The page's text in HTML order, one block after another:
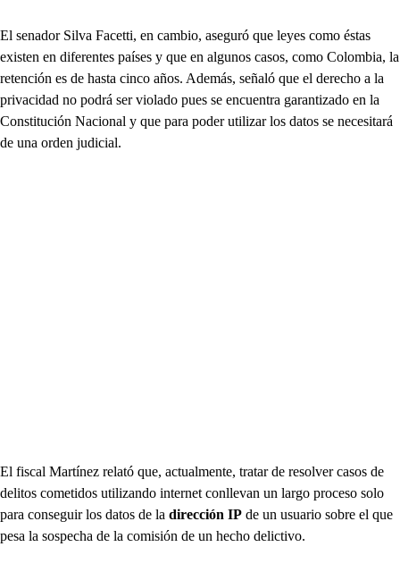
El senador Silva Facetti, en cambio, aseguró que leyes como éstas
existen en diferentes países y que en algunos casos, como Colombia, la
retención es de hasta cinco años. Además, señaló que el derecho a la
privacidad no podrá ser violado pues se encuentra garantizado en la
Constitución Nacional y que para poder utilizar los datos se necesitará
de una orden judicial.
El fiscal Martínez relató que, actualmente, tratar de resolver casos de
delitos cometidos utilizando internet conllevan un largo proceso solo
para conseguir los datos de la dirección IP de un usuario sobre el que
pesa la sospecha de la comisión de un hecho delictivo.